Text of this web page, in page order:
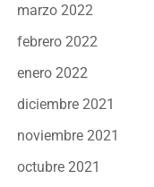
marzo 2022
febrero 2022
enero 2022
diciembre 2021
noviembre 2021
octubre 2021